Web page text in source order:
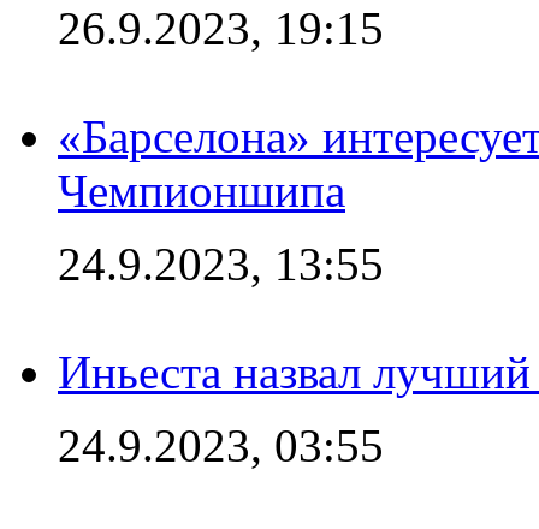
26.9.2023, 19:15
«Барселона»
Чемпионшипа
24.9.2023, 13:55
Иньеста назвал
24.9.2023, 03:55